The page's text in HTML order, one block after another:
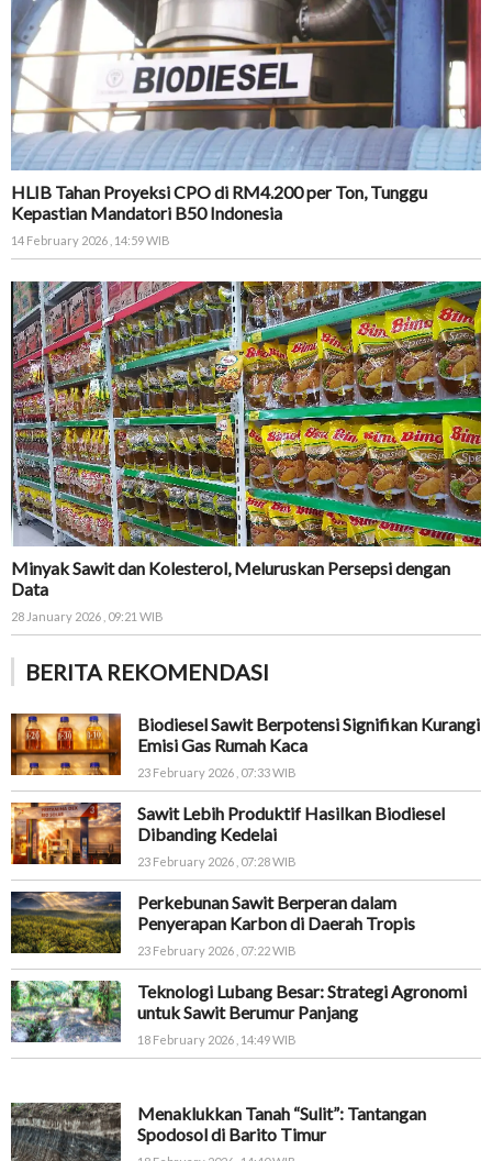
HLIB Tahan Proyeksi CPO di RM4.200 per Ton, Tunggu
Kepastian Mandatori B50 Indonesia
14 February 2026 , 14:59 WIB
Minyak Sawit dan Kolesterol, Meluruskan Persepsi dengan
Data
28 January 2026 , 09:21 WIB
BERITA REKOMENDASI
Biodiesel Sawit Berpotensi Signifikan Kurangi
Emisi Gas Rumah Kaca
23 February 2026 , 07:33 WIB
Sawit Lebih Produktif Hasilkan Biodiesel
Dibanding Kedelai
23 February 2026 , 07:28 WIB
Perkebunan Sawit Berperan dalam
Penyerapan Karbon di Daerah Tropis
23 February 2026 , 07:22 WIB
Teknologi Lubang Besar: Strategi Agronomi
untuk Sawit Berumur Panjang
18 February 2026 , 14:49 WIB
Menaklukkan Tanah “Sulit”: Tantangan
Spodosol di Barito Timur